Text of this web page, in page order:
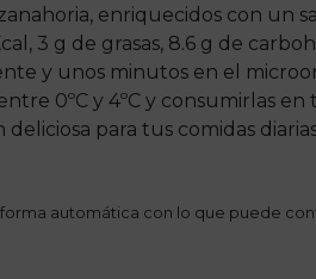
enriquecidos con un
3 g de grasas, 8.6 g de
y unos minutos en el
0ºC y 4ºC y consumirlas
para tus comidas
automática con lo que puede